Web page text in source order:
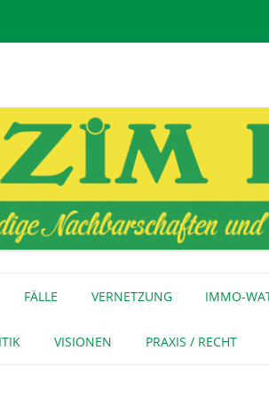
Inhalt
springen
MEDIENECHO
FÄLLE
GEWERBE
VERNETZUNG
INITIATIVEN
IMMO-
VISIONEN PRAXIS / RECHT